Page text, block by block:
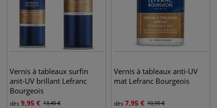
Vernis à tableaux surfin
anit-UV brillant Lefranc
Bourgeois
dès 9,95 € 13,45€
Vernis à tableaux anti-UV
mat Lefranc Bourgeois
dès 7,95 € 10,95€